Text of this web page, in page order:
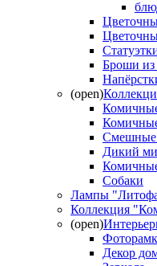
Броши из
(open)
Смешные
Дикий
Собаки
Лампы
Коллекция
(open)
Декор